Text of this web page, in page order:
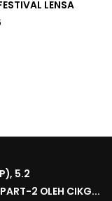
LENSA
5.2
2 OLEH CIKG...